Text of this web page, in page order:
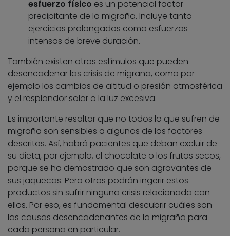
esfuerzo físico es un potencial factor
precipitante de la migraña. Incluye tanto
ejercicios prolongados como esfuerzos
intensos de breve duración.
También existen otros estímulos que pueden
desencadenar las crisis de migraña, como por
ejemplo los cambios de altitud o presión atmosférica
y el resplandor solar o la luz excesiva.
Es importante resaltar que no todos lo que sufren de
migraña son sensibles a algunos de los factores
descritos. Así, habrá pacientes que deban excluir de
su dieta, por ejemplo, el chocolate o los frutos secos,
porque se ha demostrado que son agravantes de
sus jaquecas. Pero otros podrán ingerir estos
productos sin sufrir ninguna crisis relacionada con
ellos. Por eso, es fundamental descubrir cuáles son
las causas desencadenantes de la migraña para
cada persona en particular.